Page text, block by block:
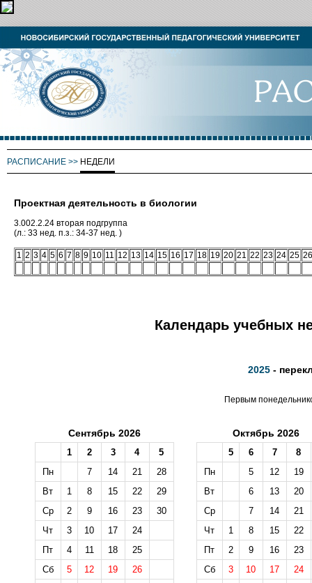
РАСПИСАНИЕ >> НЕДЕЛИ
Проектная деятельность в биологии
3.002.2.24 вторая подгруппа
(л.: 33 нед. п.з.: 34-37 нед. )
1 2 3 4 5 6 7 8 9 10 11 12 13 14 15 16 17 18 19 20 21 22 23 24 25 26
Календарь учебных
2025 -
Первым
Сентябрь 2026
1 2 3 4
5
Пн
7 14 21
28
Вт
1 8 15 22
29
Ср
2 9 16 23
30
Чт
3 10 17
24
Пт
4 11 18
25
Сб
5 12 19
26
Октябрь 2026
5 6 7
8
Пн
5 12
19
Вт
6 13
20
Ср
7 14
21
Чт
1 8 15
22
Пт
2 9 16
23
Сб
3 10 17
24